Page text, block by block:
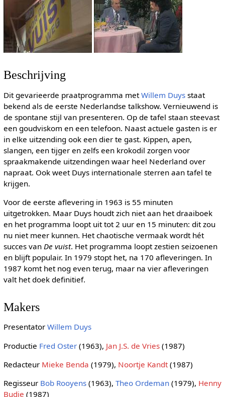
Beschrijving
Dit gevarieerde praatprogramma metWillem Duysstaat
bekend als de eerste Nederlandse talkshow. Vernieuwend is
de spontane stijl van presenteren. Op de tafel staan steevast
een goudviskom en een telefoon. Naast actuele gasten is er
in elke uitzending ook een dier te gast. Kippen, apen,
slangen, een tijger en zelfs een krokodil zorgen voor
spraakmakende uitzendingen waar heel Nederland over
napraat. Ook weet Duys internationale sterren aan tafel te
krijgen.
Voor de eerste aflevering in 1963 is 55 minuten
uitgetrokken. Maar Duys houdt zich niet aan het draaiboek
en het programma loopt uit tot 2 uur en 15 minuten: dit zou
nu niet meer kunnen. Het chaotische vermaak wordt hét
succes van De vuist. Het programma loopt zestien seizoenen
en blijft populair. In 1979 stopt het, na 170 afleveringen. In
1987 komt het nog even terug, maar na vier afleveringen
valt het doek definitief.
Makers
Presentator Willem Duys
Productie Fred Oster(1963), Jan J.S. de Vries(1987)
Redacteur Mieke Benda (1979), Noortje Kandt(1987)
Regisseur Bob Rooyens(1963), Theo Ordeman(1979), Henny
Budie (1987)